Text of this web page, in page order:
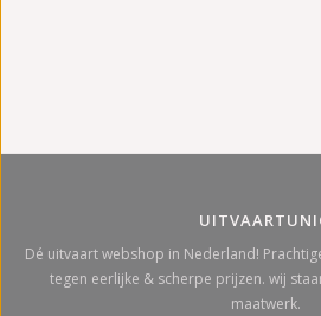
Dé uitvaart webshop in Nederland!
tegen eerlijke & scherpe prijzen. wij
maatwerk.